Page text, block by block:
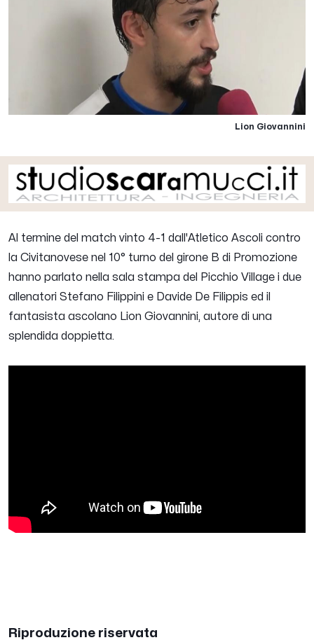
Lion Giovannini
Al termine del match vinto 4-1 dall'Atletico Ascoli contro
la Civitanovese nel 10° turno del girone B di Promozione
hanno parlato nella sala stampa del Picchio Village i due
allenatori Stefano Filippini e Davide De Filippis ed il
fantasista ascolano Lion Giovannini, autore di una
splendida doppietta.
Riproduzione riservata